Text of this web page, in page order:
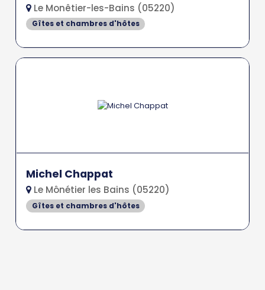
Le Monêtier-les-Bains (05220)
Gîtes et chambres d'hôtes
Michel Chappat
Le Mônétier les Bains (05220)
Gîtes et chambres d'hôtes